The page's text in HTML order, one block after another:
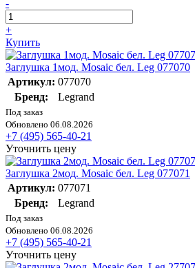
-
+
Купить
Заглушка 1мод. Mosaic бел. Leg 077070
Артикул: 077070
Бренд:
Legrand
Под заказ
Обновлено 06.08.2026
+7 (495) 565-40-21
Уточнить цену
Заглушка 2мод. Mosaic бел. Leg 077071
Артикул: 077071
Бренд:
Legrand
Под заказ
Обновлено 06.08.2026
+7 (495) 565-40-21
Уточнить цену